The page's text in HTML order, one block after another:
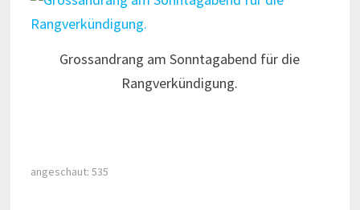
Grossandrang am Sonntagabend für die
Rangverkündigung.
angeschaut: 535